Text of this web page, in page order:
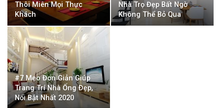
Thôi Miên Mọi Thực
Khách
Nhà Trọ Đẹp Bất Ngờ
Không Thể Bỏ Qua
#7 Mẹo Đơn Giản Giúp
Trang Trí Nhà Ống Đẹp,
Nổi Bật Nhất 2020